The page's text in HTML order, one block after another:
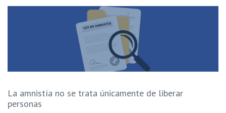
La amnistía no se trata únicamente de liberar
personas